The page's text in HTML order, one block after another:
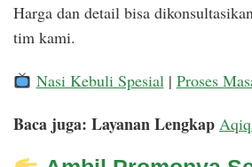
Harga dan detail bisa
tim kami.
Nasi Kebuli Spesial| Proses
Baca juga: Layanan Lengkap